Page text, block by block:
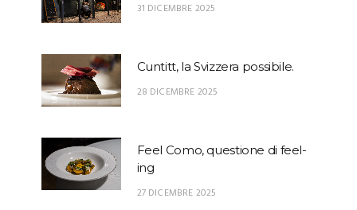
31 DICEMBRE 2025
Cuntitt, la Svizzera possibile.
28 DICEMBRE 2025
Feel Como, questione di feel-
ing
27 DICEMBRE 2025